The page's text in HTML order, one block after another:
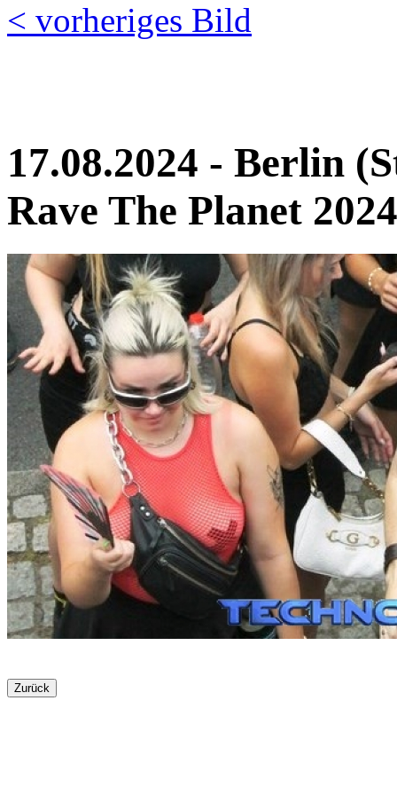
< vorheriges Bild
17.08.2024 - Berlin
Rave The Planet